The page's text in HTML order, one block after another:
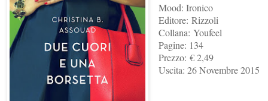
Mood: Ironico
Editore: Rizzoli
Collana: Youfeel
Pagine: 134
Prezzo: € 2,49
Uscita: 26 Novembre 2015